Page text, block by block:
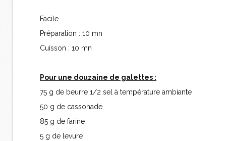
Facile
Préparation : 10 mn
Cuisson : 10 mn
Pour une douzaine de galettes :
75 g de beurre 1/2 sel à température ambiante
50 g de cassonade
85 g de farine
5 g de levure